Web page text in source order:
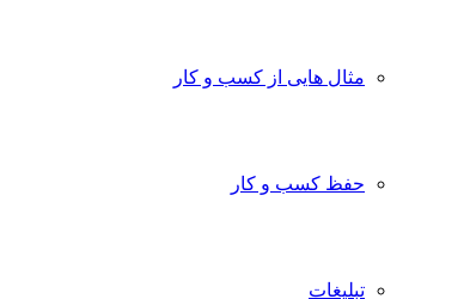
مثال هایی از کسب و کار
حفظ کسب و کار
تبلیغات